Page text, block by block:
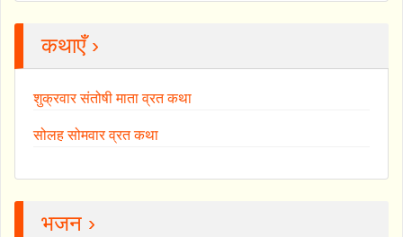
कथाएँ ›
शुक्रवार संतोषी माता व्रत कथा
सोलह सोमवार व्रत कथा
भजन ›